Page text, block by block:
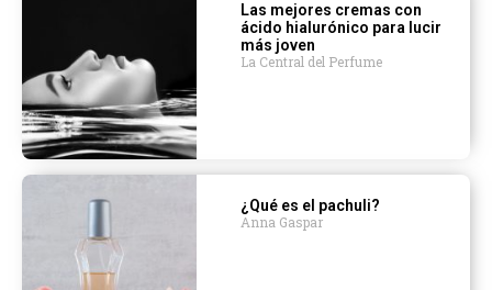
Las mejores cremas con
ácido hialurónico para lucir
más joven
La Central del Perfume
¿Qué es el pachuli?
Anna Gaspar